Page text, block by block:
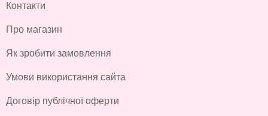
Контакти
Про магазин
Як зробити замовлення
Умови використання сайта
Договір публічної оферти